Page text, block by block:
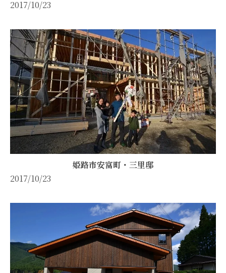
2017/10/23
姫路市安富町・三里邸
2017/10/23